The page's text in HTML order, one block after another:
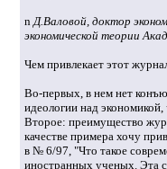
n Д.Валовой, доктор
экономической теории
Чем привлекает этот
Во-первых, в нем нет
идеологии над
Второе: преимущество
качестве примера хочу
в № 6/97, "Что такое
иностранных ученых. Эта